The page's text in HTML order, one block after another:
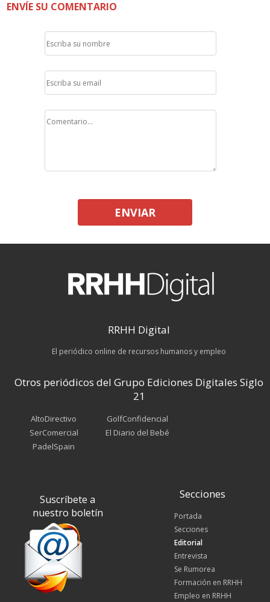
ENVÍE SU COMENTARIO
ENVIAR
RRHH Digital
El periódico online de recursos humanos y empleo
Otros periódicos del Grupo Ediciones Digitales Siglo
21
AltoDirectivo
SerComercial
PadelSpain
GolfConfidencial
El Diario del Bebé
Suscríbete a
nuestro boletín
Secciones
Portada
Secciones
Editorial
Entrevista
Se Rumorea
Formación en RRHH
Empleo en RRHH